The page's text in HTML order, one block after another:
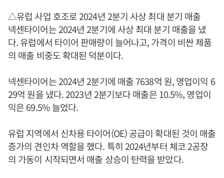
△유럽 사업 호조로 2024년 2분기 사상 최대 분기 매출
넥센타이어는 2024년 2분기에 사상 최대 분기 매출을 냈
다. 유럽에서 타이어 판매량이 늘어나고, 가격이 비싼 제품
의 매출 비중도 확대된 덕분이다.
넥센타이어는 2024년 2분기에 매출 7638억 원, 영업이익 6
29억 원을 냈다. 2023년 2분기보다 매출은 10.5%, 영업이
익은 69.5% 늘었다.
유럽 지역에서 신차용 타이어(OE) 공급이 확대된 것이 매출
증가의 견인차 역할을 했다. 특히 2024년부터 체코 2공장
의 가동이 시작되면서 매출 상승이 탄력을 받았다.